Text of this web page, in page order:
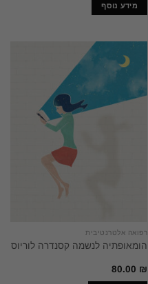
מידע נוסף
רפואה אלטרנטיבית
הומאופתיה לנשמה קסנדרה לוריוס
80.00 ₪